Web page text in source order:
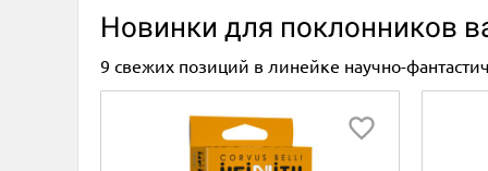
Новинки для поклонников
9 свежих позиций в линейке научно-